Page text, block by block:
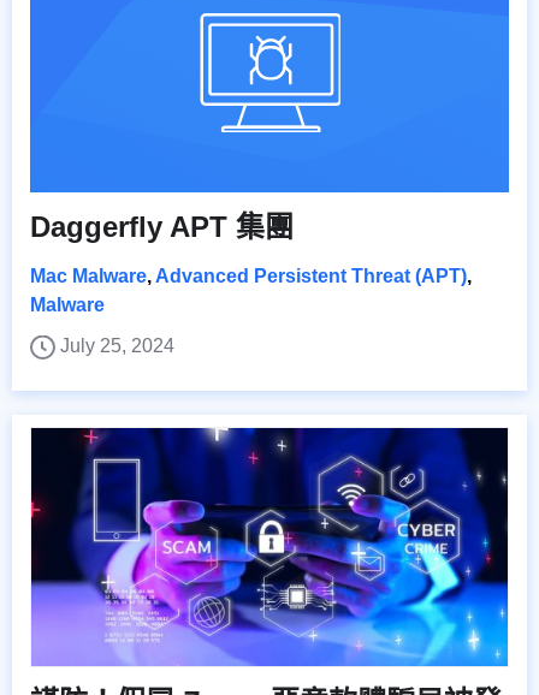
Daggerfly APT 集團
Mac Malware, Advanced Persistent Threat (APT),
Malware
July 25, 2024